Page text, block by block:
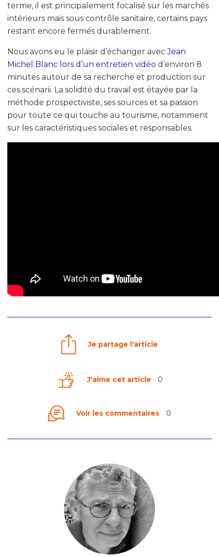
terme, il est principalement focalisé sur les marchés
intérieurs mais sous contrôle sanitaire, certains pays
restant encore fermés durablement.
Nous avons eu le plaisir d’échanger avecJean
Michel Blanc lors d’un entretien vidéo d’environ 8
minutes autour de sa recherche et production sur
ces scénarii. La solidité du travail est étayée par la
méthode prospectiviste, ses sources et sa passion
pour toute ce qui touche au tourisme, notamment
sur les caractéristiques sociales et responsables.
Je partage l'article
J'aime cet article 0
Voir les commentaires 0